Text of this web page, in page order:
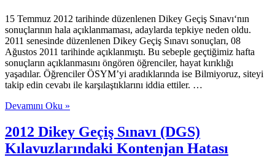
15 Temmuz 2012 tarihinde düzenlenen Dikey Geçiş Sınavı‘nın
sonuçlarının hala açıklanmaması, adaylarda tepkiye neden oldu.
2011 senesinde düzenlenen Dikey Geçiş Sınavı sonuçları, 08
Ağustos 2011 tarihinde açıklanmıştı. Bu sebeple geçtiğimiz hafta
sonuçların açıklanmasını öngören öğrenciler, hayat kırıklığı
yaşadılar. Öğrenciler ÖSYM’yi aradıklarında ise Bilmiyoruz, siteyi
takip edin cevabı ile karşılaştıklarını iddia ettiler. …
Devamını Oku »
2012 Dikey Geçiş Sınavı (DGS)
Kılavuzlarındaki Kontenjan Hatası